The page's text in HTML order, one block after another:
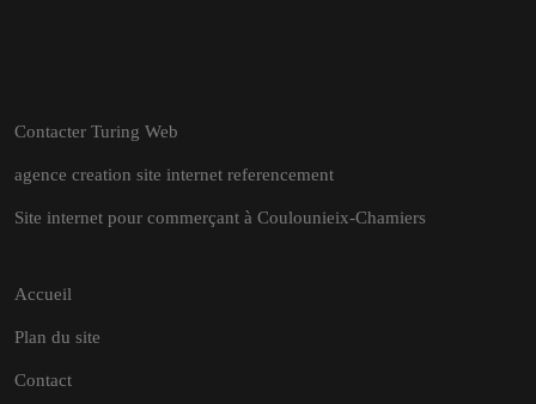
Contacter Turing Web
agence creation site internet referencement
Site internet pour commerçant à Coulounieix-Chamiers
Accueil
Plan du site
Contact